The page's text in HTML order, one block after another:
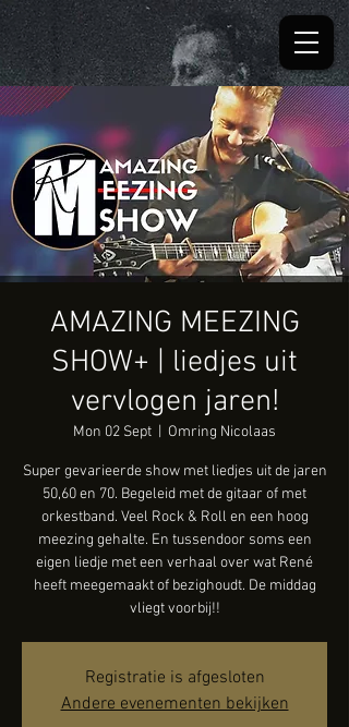
AMAZING MEEZING
SHOW+ | liedjes uit
vervlogen jaren!
Mon 02 Sept Omring Nicolaas
Super gevarieerde show met liedjes uit de jaren
50,60 en 70. Begeleid met de gitaar of met
orkestband. Veel Rock & Roll en een hoog
meezing gehalte. En tussendoor soms een
eigen liedje met een verhaal over wat René
heeft meegemaakt of bezighoudt. De middag
vliegt voorbij!!
Registratie is afgesloten
Andere evenementen bekijken